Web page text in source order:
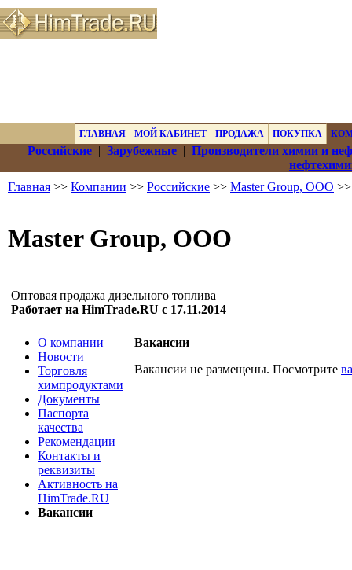
ГЛАВНАЯ МОЙ КАБИНЕТ ПРОДАЖА ПОКУПКА
Российские| Зарубежные| Производители химии и
Главная >> Компании >> Российские >> Master Group, OOO
Master Group, OOO
Оптовая продажа дизельного топлива
Работает на HimTrade.RU с 17.11.2014
О компании
Новости
Торговля
химпродуктами
Документы
Паспорта
качества
Рекомендации
Контакты и
реквизиты
Активность на
HimTrade.RU
Вакансии
Вакансии
Вакансии не размещены. Посмотрите